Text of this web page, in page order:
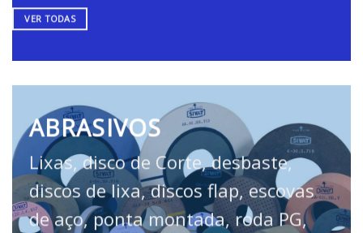
VER TODAS
ABRASIVOS
Lixas, disco de Corte, desbaste,
discos de lixa, discos flap, escovas
de aço, ponta montada, roda PG,